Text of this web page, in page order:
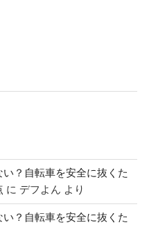
？自転車を安全に抜くた
に デフよん より
？自転車を安全に抜くた